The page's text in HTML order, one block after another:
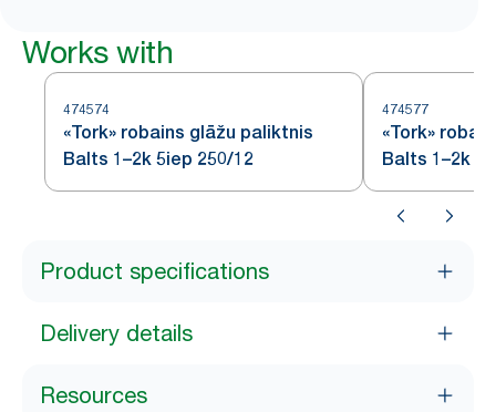
Works with
474574
«Tork» robains glāžu paliktnis
Balts 1–2k 5iep 250/12
474577
«Tork»
Balts 1–2k
Product specifications
Delivery details
Resources